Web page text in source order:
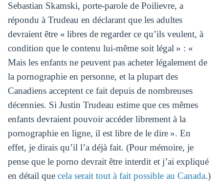
Sebastian Skamski, porte-parole de Poilievre, a
répondu à Trudeau en déclarant que les adultes
devraient être « libres de regarder ce qu’ils veulent, à
condition que le contenu lui-même soit légal » : «
Mais les enfants ne peuvent pas acheter légalement de
la pornographie en personne, et la plupart des
Canadiens acceptent ce fait depuis de nombreuses
décennies. Si Justin Trudeau estime que ces mêmes
enfants devraient pouvoir accéder librement à la
pornographie en ligne, il est libre de le dire ». En
effet, je dirais qu’il l’a déjà fait. (Pour mémoire, je
pense que le porno devrait être interdit et j’ai expliqué
en détail que cela serait tout à fait possible au Canada.)